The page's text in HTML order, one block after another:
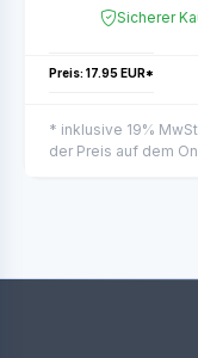
Sicherer
Preis: 17.95 EUR*
* inklusive 19%
der Preis auf dem